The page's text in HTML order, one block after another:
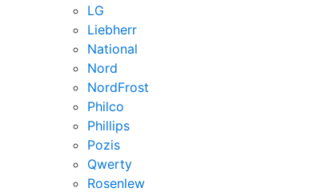
LG
Liebherr
National
Nord
NordFrost
Philco
Phillips
Pozis
Qwerty
Rosenlew